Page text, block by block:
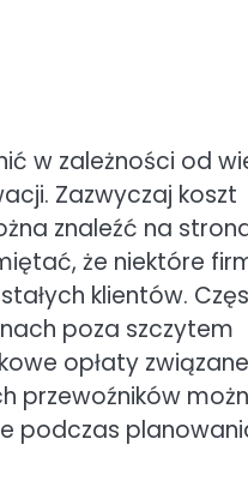
w zależności od
Zazwyczaj koszt
znaleźć na
że niektóre
klientów.
poza szczytem
opłaty
przewoźników
podczas